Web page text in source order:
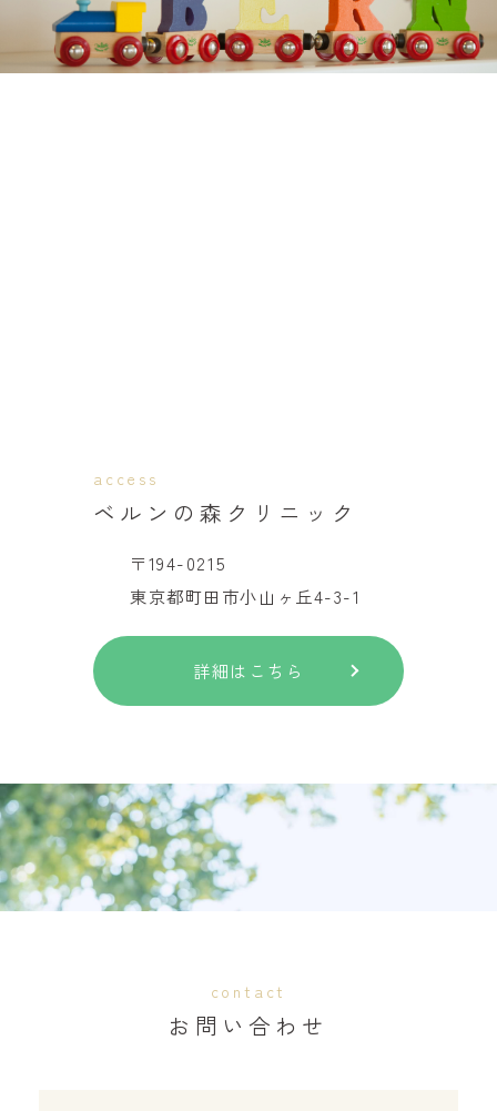
access
ベルンの森クリニック
〒194-0215
東京都町田市小山ヶ丘4-3-1
詳細はこちら
contact
お問い合わせ